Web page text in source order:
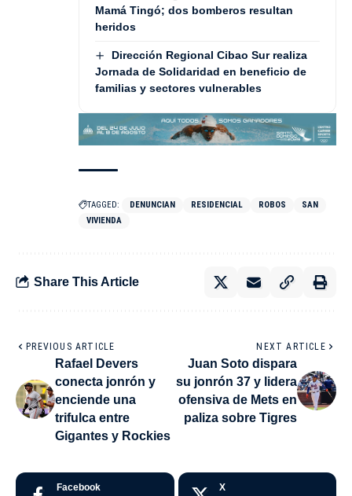
Mamá Tingó; dos bomberos resultan
heridos
Dirección Regional Cibao Sur realiza
Jornada de Solidaridad en beneficio de
familias y sectores vulnerables
TAGGED: DENUNCIAN RESIDENCIAL ROBOS
SAN
VIVIENDA
Share This Article
PREVIOUS ARTICLE
Rafael Devers
conecta jonrón y
enciende una
trifulca entre
Gigantes y Rockies
NEXT ARTICLE
Juan Soto dispara
su jonrón 37 y lidera
ofensiva de Mets en
paliza sobre Tigres
Facebook X